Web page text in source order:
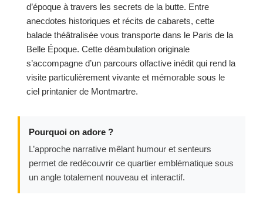
d’époque à travers les secrets de la butte. Entre
anecdotes historiques et récits de cabarets, cette
balade théâtralisée vous transporte dans le Paris de la
Belle Époque. Cette déambulation originale
s’accompagne d’un parcours olfactive inédit qui rend la
visite particulièrement vivante et mémorable sous le
ciel printanier de Montmartre.
Pourquoi on adore ?
L’approche narrative mêlant humour et senteurs
permet de redécouvrir ce quartier emblématique sous
un angle totalement nouveau et interactif.